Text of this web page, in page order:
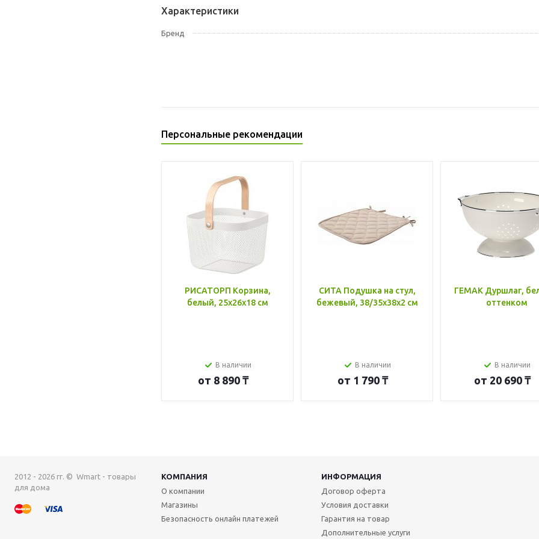
Характеристики
Бренд
Персональные рекомендации
РИСАТОРП Корзина,
белый, 25x26x18 см
В наличии
от 8 890 ₸
СИТА Подушка на стул,
бежевый, 38/35x38x2 см
В наличии
от 1 790 ₸
ГЕМАК Дуршлаг,
оттенком
В наличии
от 20 690 ₸
2012 - 2026 гг. © Wmart - товары
для дома
КОМПАНИЯ
ИНФОРМАЦИЯ
О компании
Магазины
Безопасность онлайн платежей
Договор оферта
Условия доставки
Гарантия на товар
Дополнительные услуги